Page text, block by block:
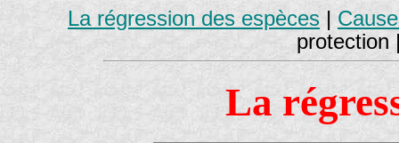
La régression des espèces |
La